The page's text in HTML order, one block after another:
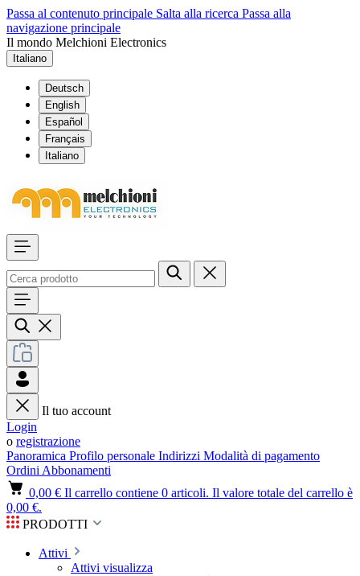
Passa al contenuto principale Salta alla ricerca Passa alla
navigazione principale
Il mondo Melchioni Electronics
Italiano
Deutsch
English
Español
Français
Italiano
Il tuo account
Login
o registrazione
Panoramica Profilo personale Indirizzi Modalità di pagamento
Ordini Abbonamenti
0,00 € Il carrello contiene 0 articoli. Il valore totale del carrello è
0,00 €.
PRODOTTI
Attivi
Attivi visualizza